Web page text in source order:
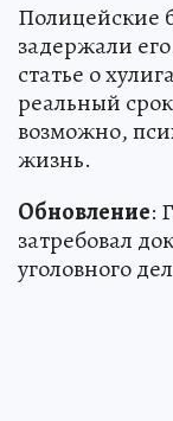
Полицейские
задержали
статье о
реальный
возможно,
жизнь.
Обновление:
затребовал
уголовного